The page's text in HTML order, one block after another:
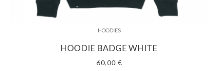
HOODIES
HOODIE BADGE WHITE
60,00 €